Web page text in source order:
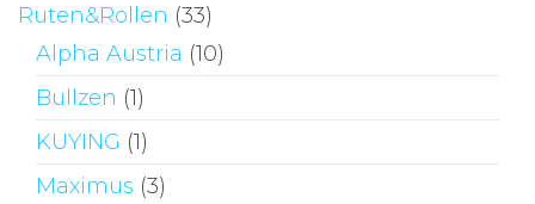
Ruten&Rollen (33)
Alpha Austria (10)
Bullzen (1)
KUYING (1)
Maximus (3)